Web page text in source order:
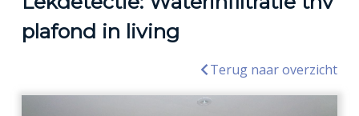
plafond in living
Terug naar overzicht